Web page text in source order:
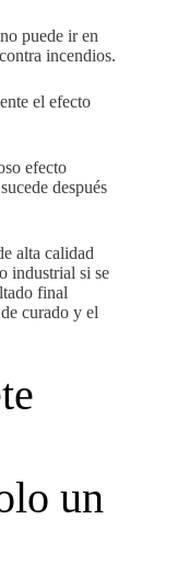
puede ir en
incendios.
el efecto
efecto
después
alta calidad
industrial si se
final
curado y el
un